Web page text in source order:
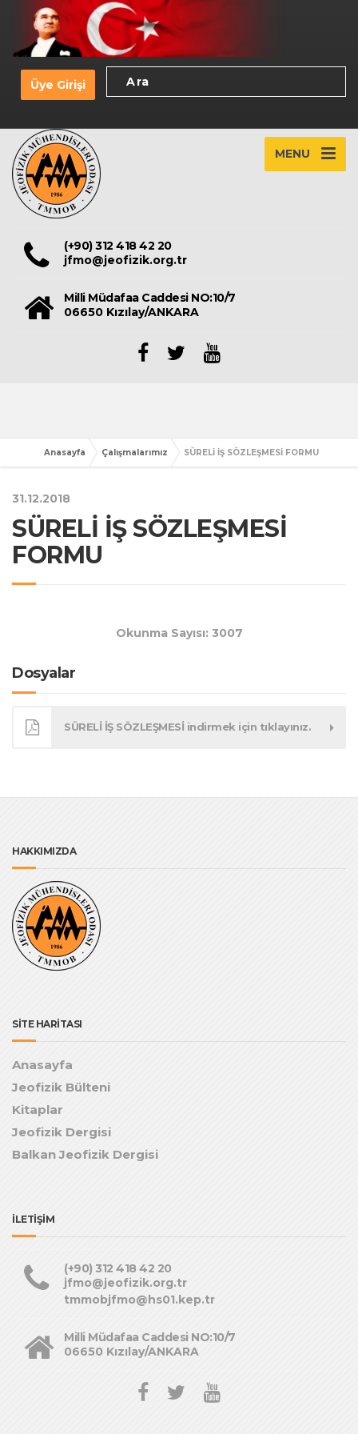
Üye Girişi
MENU
(+90) 312 418 42 20
jfmo@jeofizik.org.tr
Milli Müdafaa Caddesi NO:10/7
06650 Kızılay/ANKARA
Anasayfa Çalışmalarımız SÜRELİ İŞ SÖZLEŞMESİ FORMU
31.12.2018
SÜRELİ İŞ SÖZLEŞMESİ
FORMU
Okunma Sayısı: 3007
Dosyalar
SÜRELİ İŞ SÖZLEŞMESİ indirmek için tıklayınız.
HAKKIMIZDA
SİTE HARİTASI
Anasayfa
Jeofizik Bülteni
Kitaplar
Jeofizik Dergisi
Balkan Jeofizik Dergisi
İLETİŞİM
(+90) 312 418 42 20
jfmo@jeofizik.org.tr
tmmobjfmo@hs01.kep.tr
Milli Müdafaa Caddesi NO:10/7
06650 Kızılay/ANKARA